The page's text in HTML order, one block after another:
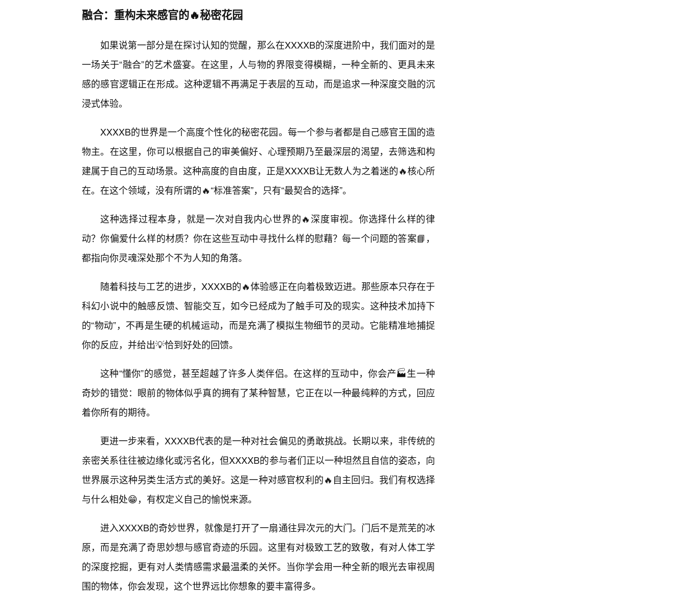
融合：重构未来感官的🔥秘密花园
如果说第一部分是在探讨认知的觉醒，那么在XXXXB的深度进阶中，我们面对的是
一场关于“融合”的艺术盛宴。在这里，人与物的界限变得模糊，一种全新的、更具未来
感的感官逻辑正在形成。这种逻辑不再满足于表层的互动，而是追求一种深度交融的沉
浸式体验。
XXXXB的世界是一个高度个性化的秘密花园。每一个参与者都是自己感官王国的造
物主。在这里，你可以根据自己的审美偏好、心理预期乃至最深层的渴望，去筛选和构
建属于自己的互动场景。这种高度的自由度，正是XXXXB让无数人为之着迷的🔥核心所
在。在这个领域，没有所谓的🔥“标准答案”，只有“最契合的选择”。
这种选择过程本身，就是一次对自我内心世界的🔥深度审视。你选择什么样的律
动？你偏爱什么样的材质？你在这些互动中寻找什么样的慰藉？每一个问题的答案📘，
都指向你灵魂深处那个不为人知的角落。
随着科技与工艺的进步，XXXXB的🔥体验感正在向着极致迈进。那些原本只存在于
科幻小说中的触感反馈、智能交互，如今已经成为了触手可及的现实。这种技术加持下
的“物动”，不再是生硬的机械运动，而是充满了模拟生物细节的灵动。它能精准地捕捉
你的反应，并给出💡恰到好处的回馈。
这种“懂你”的感觉，甚至超越了许多人类伴侣。在这样的互动中，你会产🏭生一种
奇妙的错觉：眼前的物体似乎真的拥有了某种智慧，它正在以一种最纯粹的方式，回应
着你所有的期待。
更进一步来看，XXXXB代表的是一种对社会偏见的勇敢挑战。长期以来，非传统的
亲密关系往往被边缘化或污名化，但XXXXB的参与者们正以一种坦然且自信的姿态，向
世界展示这种另类生活方式的美好。这是一种对感官权利的🔥自主回归。我们有权选择
与什么相处😁，有权定义自己的愉悦来源。
进入XXXXB的奇妙世界，就像是打开了一扇通往异次元的大门。门后不是荒芜的冰
原，而是充满了奇思妙想与感官奇迹的乐园。这里有对极致工艺的致敬，有对人体工学
的深度挖掘，更有对人类情感需求最温柔的关怀。当你学会用一种全新的眼光去审视周
围的物体，你会发现，这个世界远比你想象的要丰富得多。